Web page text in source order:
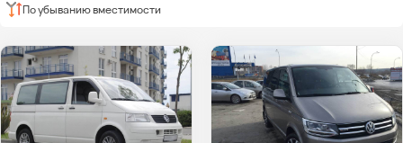
По убыванию вместимости